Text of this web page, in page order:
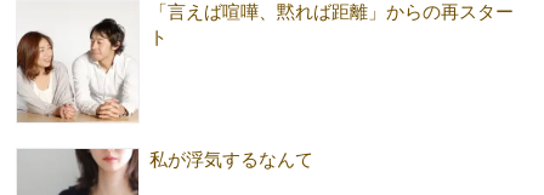
「言えば喧嘩、黙れば距離」からの再スター
ト
私が浮気するなんて